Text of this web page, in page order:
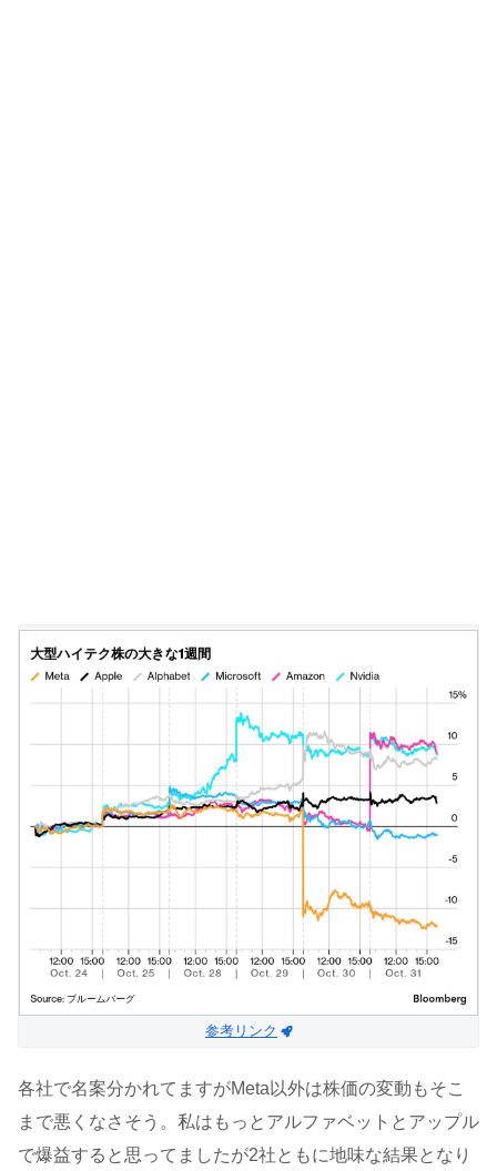
参考リンク
各社で名案分かれてますがMeta以外は株価の変動もそこ
まで悪くなさそう。私はもっとアルファベットとアップル
で爆益すると思ってましたが2社ともに地味な結果となり